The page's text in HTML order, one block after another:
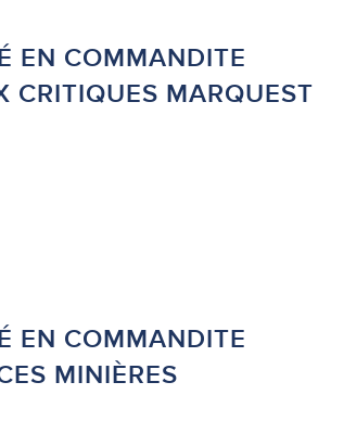
EN COMMANDITE
CRITIQUES MARQUEST
EN COMMANDITE
MINIÈRES